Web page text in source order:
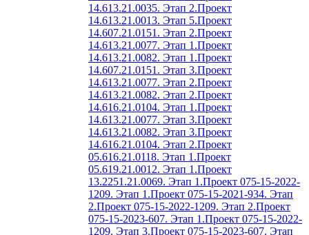
14.613.21.0035. Этап 2.Проект
14.613.21.0013. Этап 5.Проект
14.607.21.0151. Этап 2.Проект
14.613.21.0077. Этап 1.Проект
14.613.21.0082. Этап 1.Проект
14.607.21.0151. Этап 3.Проект
14.613.21.0077. Этап 2.Проект
14.613.21.0082. Этап 2.Проект
14.616.21.0104. Этап 1.Проект
14.613.21.0077. Этап 3.Проект
14.613.21.0082. Этап 3.Проект
14.616.21.0104. Этап 2.Проект
05.616.21.0118. Этап 1.Проект
05.619.21.0012. Этап 1.Проект
13.2251.21.0069. Этап 1.Проект 075-15-2022-
1209. Этап 1.Проект 075-15-2021-934. Этап
2.Проект 075-15-2022-1209. Этап 2.Проект
075-15-2023-607. Этап 1.Проект 075-15-2022-
1209. Этап 3.Проект 075-15-2023-607. Этап